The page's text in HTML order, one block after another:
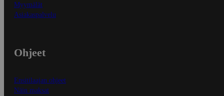
Myymälät
Asiakaspalvelu
Ohjeet
Ensitilaajan ohjeet
Näin maksat